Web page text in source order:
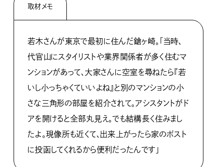
取材メモ
若木さんが東京で最初に住んだ鎗ヶ崎。「当時、
代官山にスタイリストや業界関係者が多く住むマ
ンションがあって、大家さんに空室を尋ねたら『若
いし小っちゃくていいよね』と別のマンションの小
さな三角形の部屋を紹介されて。アシスタントがド
アを開けると全部丸見え。でも結構長く住みまし
たよ。現像所も近くて、出来上がったら家のポスト
に投函してくれるから便利だったんです」